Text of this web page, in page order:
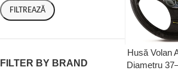
FILTREAZĂ
FILTER BY BRAND
Husă Volan
Diametru